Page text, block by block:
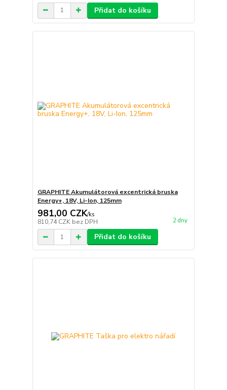
Přidat do košíku
GRAPHITE Akumulátorová excentrická bruska
Energy+, 18V, Li-Ion, 125mm
981,00 CZK/ks
810,74 CZK bez DPH 2 dny
Přidat do košíku